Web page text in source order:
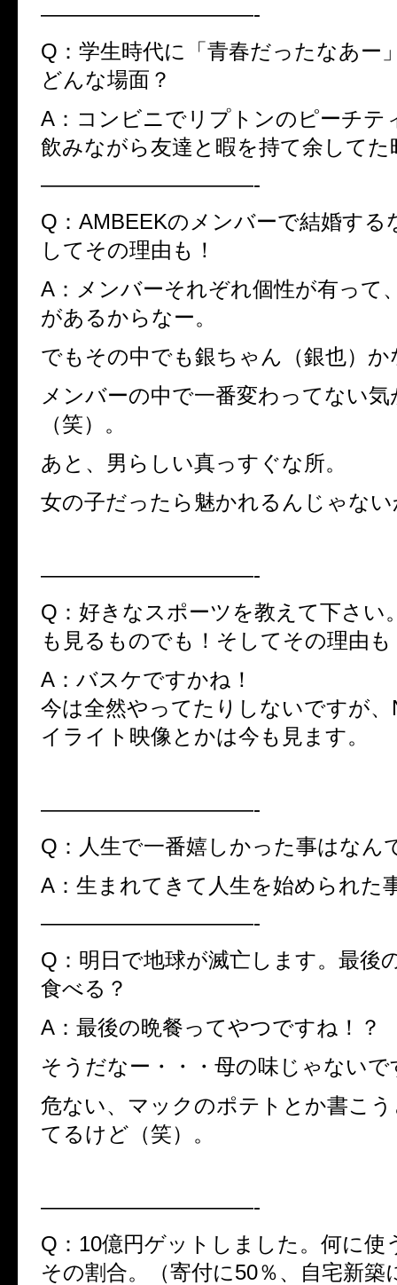
——————————-
Q：学生時代に「青春だったなあー
どんな場面？
A：コンビニでリプトンのピーチテ
飲みながら友達と暇を持て余してた
——————————-
Q：AMBEEKのメンバーで結婚する
してその理由も！
A：メンバーそれぞれ個性が有って
があるからなー。
でもその中でも銀ちゃん（銀也）か
メンバーの中で一番変わってない気
（笑）。
あと、男らしい真っすぐな所。
女の子だったら魅かれるんじゃな
——————————-
Q：好きなスポーツを教えて下さい
も見るものでも！そしてその理由も
A：バスケですかね！
今は全然やってたりしないですが
イライト映像とかは今も見ます。
——————————-
Q：人生で一番嬉しかった事はなん
A：生まれてきて人生を始められた
——————————-
Q：明日で地球が滅亡します。最後
食べる？
A：最後の晩餐ってやつですね！？
そうだなー・・・母の味じゃないで
危ない、マックのポテトとか書こ
てるけど（笑）。
——————————-
Q：10億円ゲットしました。何に使
その割合。（寄付に50％、自宅新築